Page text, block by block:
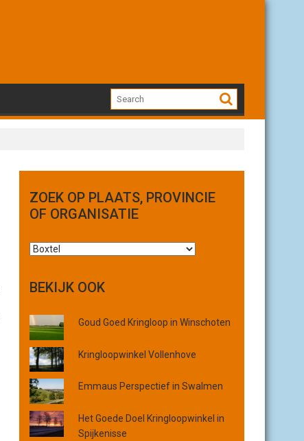
ZOEK OP PLAATS, PROVINCIE
OF ORGANISATIE
Z
k
p
p
l
a
a
t
s
,
BEKIJK OOK
Goud Goed Kringloop in Winschoten
Kringloopwinkel Vollenhove
Emmaus Perspectief in Swalmen
Het Goede Doel Kringloopwinkel in
Spijkenisse